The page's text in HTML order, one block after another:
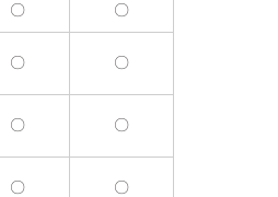
〇 〇
〇 〇
〇 〇
〇 〇